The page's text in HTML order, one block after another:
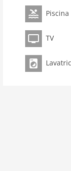
Piscina
TV